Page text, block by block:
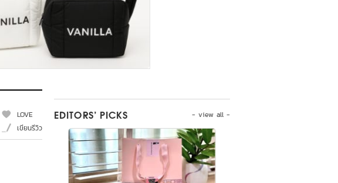
LOVE
เขียนรีวิว
- view all -
EDITORS’ PICKS